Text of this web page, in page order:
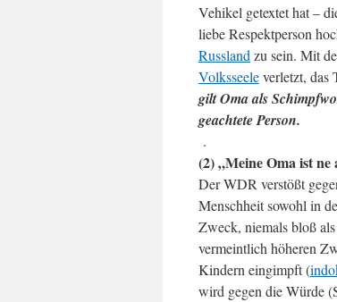
Vehikel getextet hat –
liebe Respektperson
Russland zu sein. Mit
Volksseeleverletzt, das
gilt Oma als
geachtete Person.
.
(2) „Meine Oma ist
Der WDR verstößt
Menschheit sowohl in
Zweck, niemals bloß
vermeintlich höheren
Kindern eingimpft (
wird gegen die Würde